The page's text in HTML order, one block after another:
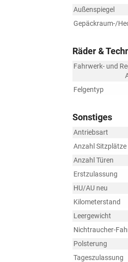
Außenspiegel
Gepäckraum-/
Räder &
Fahrwerk- und
Felgentyp
Sonstiges
Antriebsart
Anzahl Sitzplätze
Anzahl Türen
Erstzulassung
HU/AU neu
Kilometerstand
Leergewicht
Nichtraucher-
Polsterung
Tageszulassung